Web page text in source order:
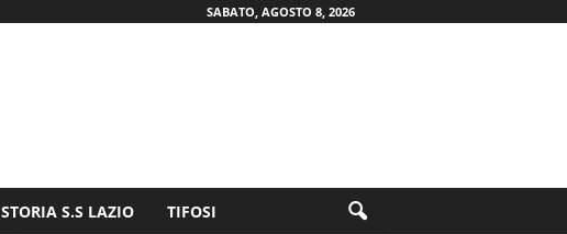
SABATO, AGOSTO 8, 2026
STORIA S.S LAZIO TIFOSI